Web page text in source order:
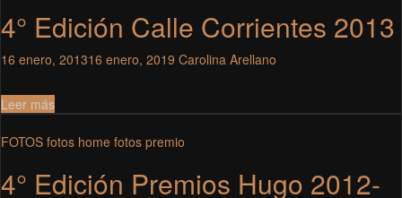
4° Edición Calle Corrientes 2013
16 enero, 201316 enero, 2019 Carolina Arellano
Leer más
FOTOS fotos home fotos premio
4° Edición Premios Hugo 2012-